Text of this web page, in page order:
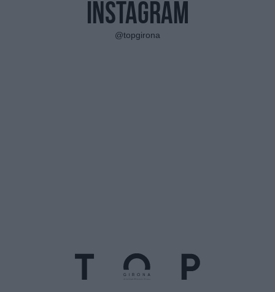
Instagram
@topgirona